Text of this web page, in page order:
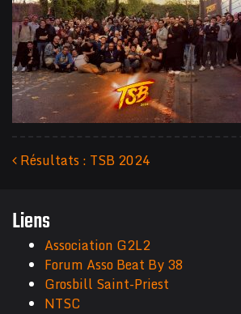
Résultats : TSB 2024
Liens
Association G2L2
Forum Asso Beat By 38
Grosbill Saint-Priest
NTSC